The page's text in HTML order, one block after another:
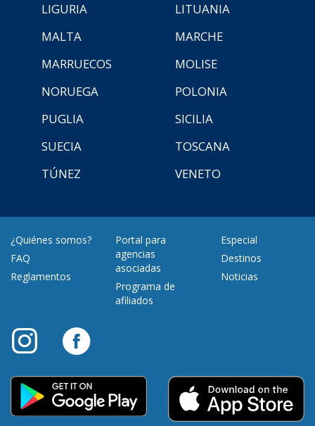
LIGURIA
LITUANIA
MALTA
MARCHE
MARRUECOS
MOLISE
NORUEGA
POLONIA
PUGLIA
SICILIA
SUECIA
TOSCANA
TÚNEZ
VENETO
¿Quiénes somos?
FAQ
Reglamentos
Portal para
agencias
asociadas
Programa de
afiliados
Especial
Destinos
Noticias